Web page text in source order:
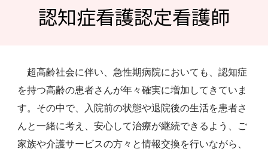
認知症看護認定看護師
超高齢社会に伴い、急性期病院においても、認知症
を持つ高齢の患者さんが年々確実に増加してきていま
す。その中で、入院前の状態や退院後の生活を患者さ
んと一緒に考え、安心して治療が継続できるよう、ご
家族や介護サービスの方々と情報交換を行いながら、